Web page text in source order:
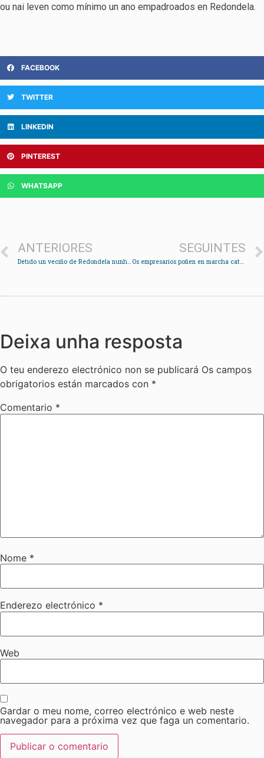
ou nai leven como mínimo un ano empadroados en Redondela.
FACEBOOK
TWITTER
LINKEDIN
PINTEREST
WHATSAPP
ANTERIORES
Detido un veciño de Redondela nunha operación da policía nacional de Vigo contra a droga
SEGUINTES
Os empresarios poñen en marcha catro comisións para mellorar o comercio, a hostalaría e o turismo
Deixa unha resposta
O teu enderezo electrónico non se publicará Os campos
obrigatorios están marcados con *
Comentario *
Nome *
Enderezo electrónico *
Web
Gardar o meu nome, correo electrónico e web neste
navegador para a próxima vez que faga un comentario.